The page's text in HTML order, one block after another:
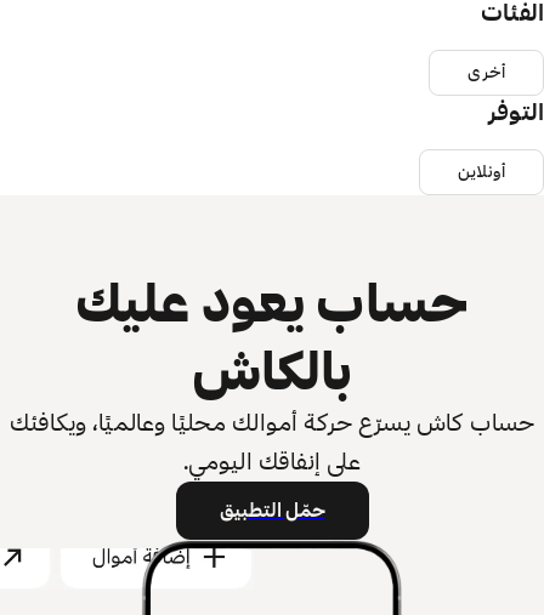
الفئات
أخرى
التوفر
أونلاين
حساب يعود عليك
بالكاش
حساب كاش يسرّع حركة أموالك محليًا وعالميًا، ويكافئك
على إنفاقك اليومي.
حمّل التطبيق